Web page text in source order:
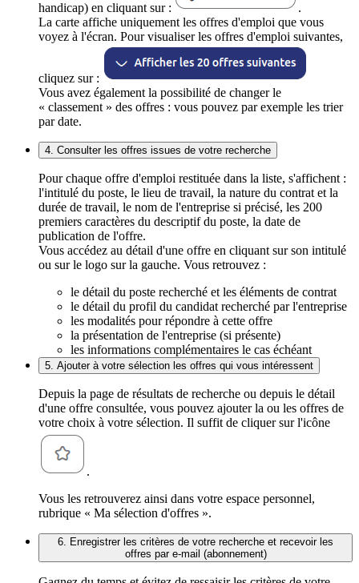
handicap) en cliquant sur :
.
La carte affiche uniquement les offres d'emploi que vous
voyez à l'écran. Pour visualiser les offres d'emploi suivantes,
cliquez sur :
Vous avez également la possibilité de changer le
« classement » des offres : vous pouvez par exemple les trier
par date.
4. Consulter les offres issues de votre recherche
Pour chaque offre d'emploi restituée dans la liste, s'affichent :
l'intitulé du poste, le lieu de travail, la nature du contrat et la
durée de travail, le nom de l'entreprise si précisé, les 200
premiers caractères du descriptif du poste, la date de
publication de l'offre.
Vous accédez au détail d'une offre en cliquant sur son intitulé
ou sur le logo sur la gauche. Vous retrouvez :
le détail du poste recherché et les éléments de contrat
le détail du profil du candidat recherché par l'entreprise
les modalités pour répondre à cette offre
la présentation de l'entreprise (si présente)
les informations complémentaires le cas échéant
5. Ajouter à votre sélection les offres qui vous intéressent
Depuis la page de résultats de recherche ou depuis le détail
d'une offre consultée, vous pouvez ajouter la ou les offres de
votre choix à votre sélection. Il suffit de cliquer sur l'icône
.
Vous les retrouverez ainsi dans votre espace personnel,
rubrique « Ma sélection d'offres ».
6. Enregistrer les critères de votre recherche et recevoir les
offres par e-mail (abonnement)